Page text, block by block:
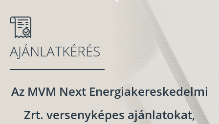
AJÁNLATKÉRÉS
Az MVM Next Energiakereskedelmi
Zrt. versenyképes ajánlatokat,